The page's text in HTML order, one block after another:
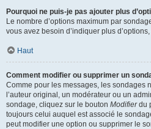
Pourquoi ne puis-je pas ajouter plus
Le nombre d’options maximum par
vous avez besoin d’indiquer plus
Haut
Comment modifier ou supprimer un
Comme pour les messages, les sondages
l’auteur original, un modérateur ou un
sondage, cliquez sur le bouton Modifierdu
toujours celui auquel est associé le
peut modifier une option ou supprimer le